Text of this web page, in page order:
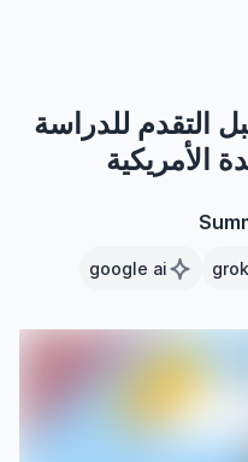
التقدم للدراسة
الأمريكية
grok
google ai